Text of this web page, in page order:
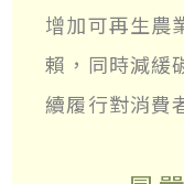
增加可再生農
賴，同時減緩
續履行對消費